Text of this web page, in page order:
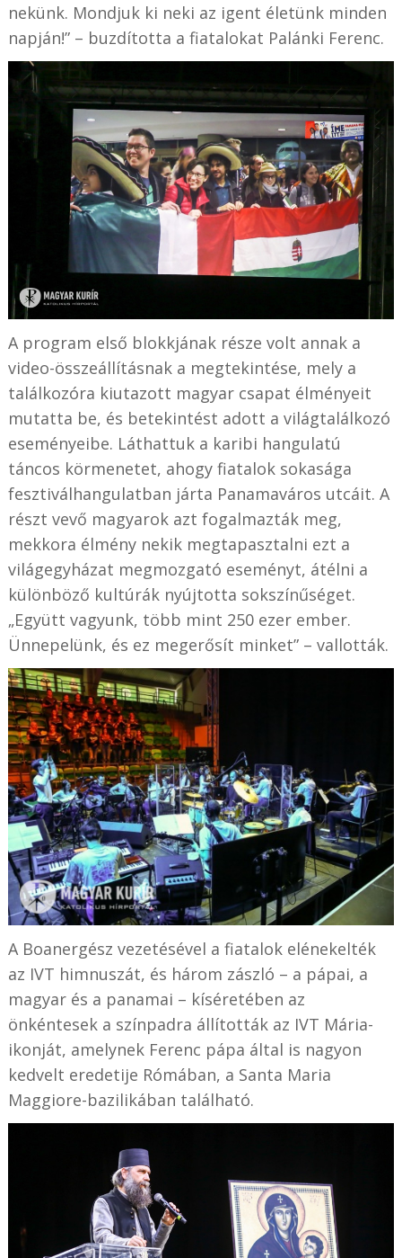
nekünk. Mondjuk ki neki az igent életünk minden
napján!” – buzdította a fiatalokat Palánki Ferenc.
A program első blokkjának része volt annak a
video-összeállításnak a megtekintése, mely a
találkozóra kiutazott magyar csapat élményeit
mutatta be, és betekintést adott a világtalálkozó
eseményeibe. Láthattuk a karibi hangulatú
táncos körmenetet, ahogy fiatalok sokasága
fesztiválhangulatban járta Panamaváros utcáit. A
részt vevő magyarok azt fogalmazták meg,
mekkora élmény nekik megtapasztalni ezt a
világegyházat megmozgató eseményt, átélni a
különböző kultúrák nyújtotta sokszínűséget.
„Együtt vagyunk, több mint 250 ezer ember.
Ünnepelünk, és ez megerősít minket” – vallották.
A Boanergész vezetésével a fiatalok elénekelték
az IVT himnuszát, és három zászló – a pápai, a
magyar és a panamai – kíséretében az
önkéntesek a színpadra állították az IVT Mária-
ikonját, amelynek Ferenc pápa által is nagyon
kedvelt eredetije Rómában, a Santa Maria
Maggiore-bazilikában található.